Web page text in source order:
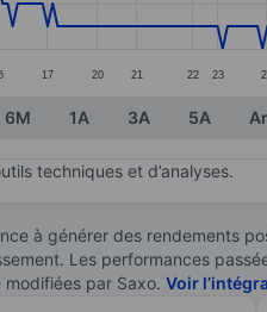
17 20 21 22 23
6M 1A 3A 5A
techniques et d’analyses.
à générer des rendements
Les performances
modifiées par Saxo. Voir